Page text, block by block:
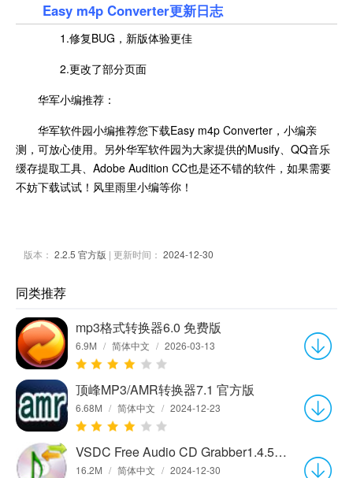
Easy m4p Converter更新日志
1.修复BUG，新版体验更佳
2.更改了部分页面
华军小编推荐：
华军软件园小编推荐您下载Easy m4p Converter，小编亲
测，可放心使用。另外华军软件园为大家提供的Musify、QQ音乐
缓存提取工具、Adobe Audition CC也是还不错的软件，如果需要
不妨下载试试！风里雨里小编等你！
版本： 2.2.5 官方版 | 更新时间： 2024-12-30
同类推荐
mp3格式转换器6.0 免费版
6.9M / 简体中文 / 2026-03-13
顶峰MP3/AMR转换器7.1 官方版
6.68M / 简体中文 / 2024-12-23
VSDC Free Audio CD Grabber1.4.5.593 官方版
16.2M / 简体中文 / 2024-12-30